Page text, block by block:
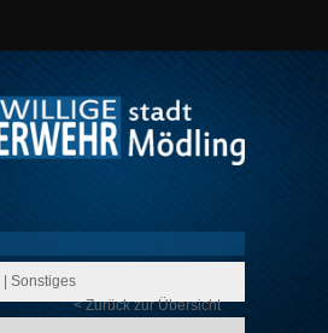
Sonstiges
< Zurück zur Übersicht